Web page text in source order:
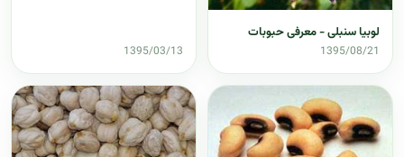
لوبیا سنبلی - معرفی حبوبات
1395/08/21
1395/03/13